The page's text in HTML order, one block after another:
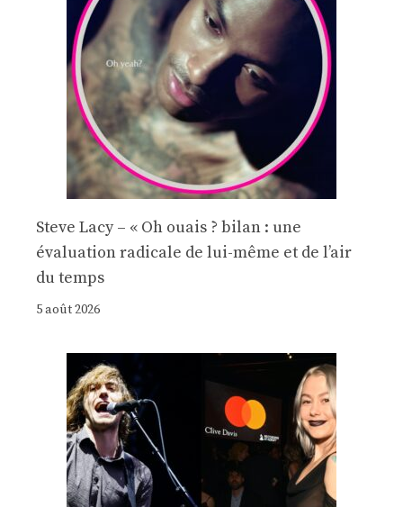
Steve Lacy – « Oh ouais ? bilan : une
évaluation radicale de lui-même et de l’air
du temps
5 août 2026